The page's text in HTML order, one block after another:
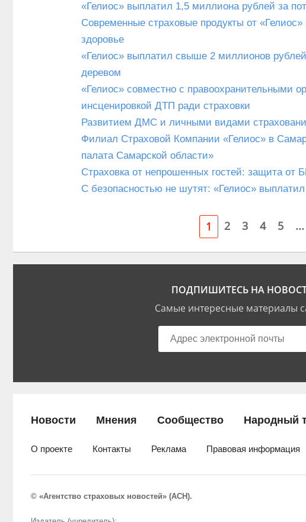
«Гелиос» выплатил 1,5 миллиона рублей за
Современные страховые продукты от «Гелиос»
здоровье
«Гелиос» выплатил свыше 2 миллионов
деревом
«Гелиос» совместно с правоохранительными
инсценировкой ДТП ради страховки
Развитием ДМС и личными видами
Филиал Страховой Компании «Гелиос» в
палата Самарской области»
Страховка от непрошенных гостей: защита от
С безопасностью не шутят: «Гелиос»
1 2 3 4 5 ...
ПОДПИШИТЕСЬ НА
Самые интересные материалы
Новости Мнения Сообщество Народный
О проекте Контакты Реклама Правовая информация
© «Агентство страховых новостей» (АСН).